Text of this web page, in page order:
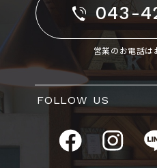
043-
営業のお電話は
FOLLOW US